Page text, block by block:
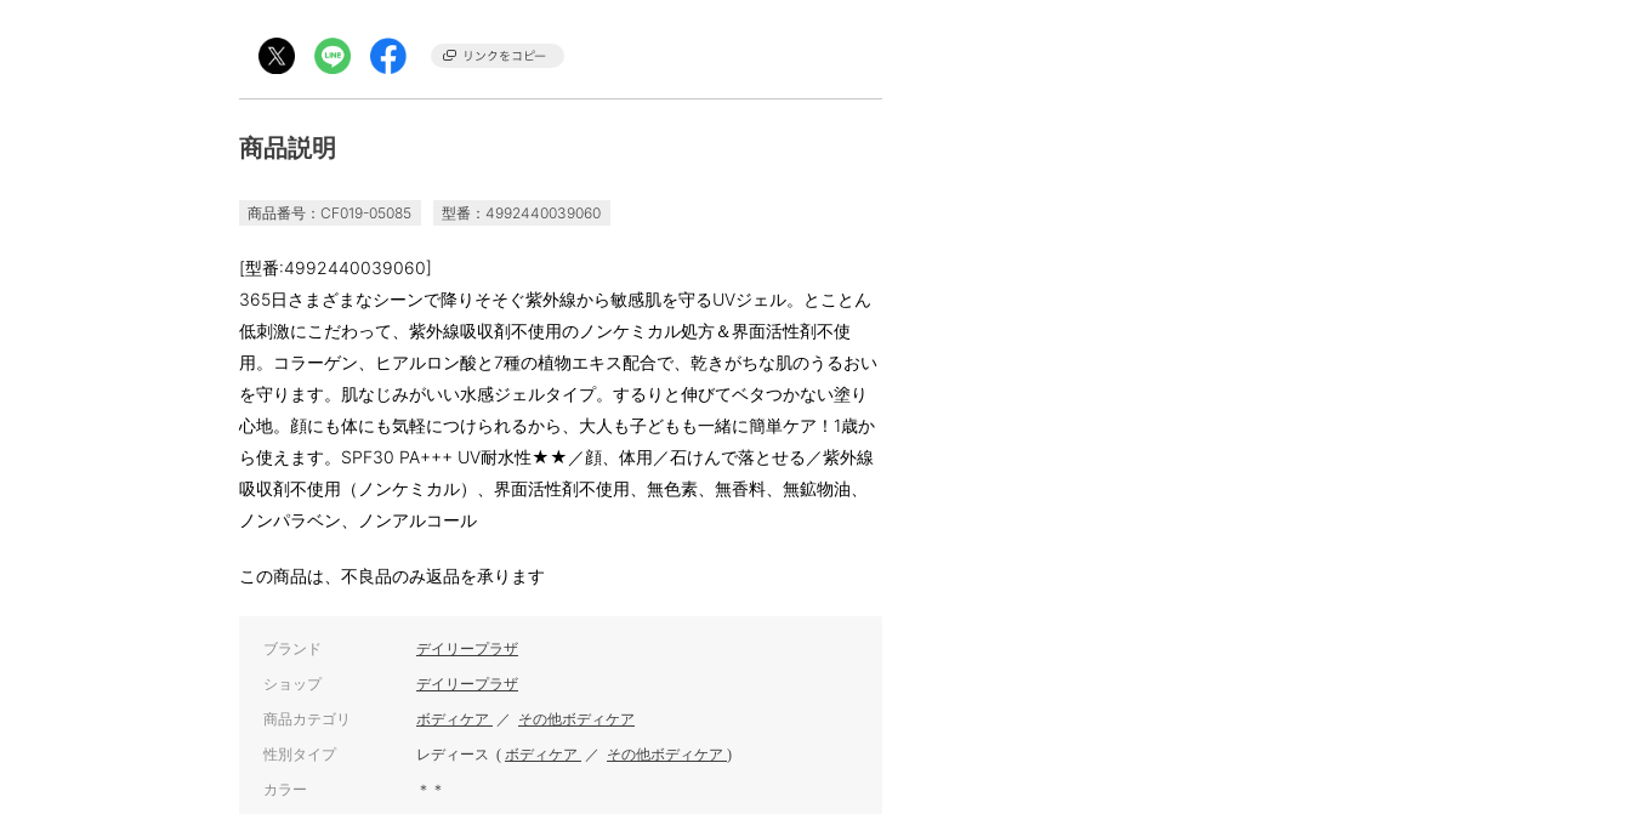
商品説明
商品番号：CF019-05085 型番：4992440039060
[型番:4992440039060]
365日さまざまなシーンで降りそそぐ紫外線から敏感肌を守るUVジェル。とことん
低刺激にこだわって、紫外線吸収剤不使用のノンケミカル処方＆界面活性剤不使
用。コラーゲン、ヒアルロン酸と7種の植物エキス配合で、乾きがちな肌のうるおい
を守ります。肌なじみがいい水感ジェルタイプ。するりと伸びてベタつかない塗り
心地。顔にも体にも気軽につけられるから、大人も子どもも一緒に簡単ケア！1歳か
ら使えます。SPF30 PA+++ UV耐水性★★／顔、体用／石けんで落とせる／紫外線
吸収剤不使用（ノンケミカル）、界面活性剤不使用、無色素、無香料、無鉱物油、
ノンパラベン、ノンアルコール
この商品は、不良品のみ返品を承ります
ブランド デイリープラザ
ショップ デイリープラザ
商品カテゴリ ボディケア ／ その他ボディケア
性別タイプ レディース ( ボディケア ／ その他ボディケア )
カラー ＊＊